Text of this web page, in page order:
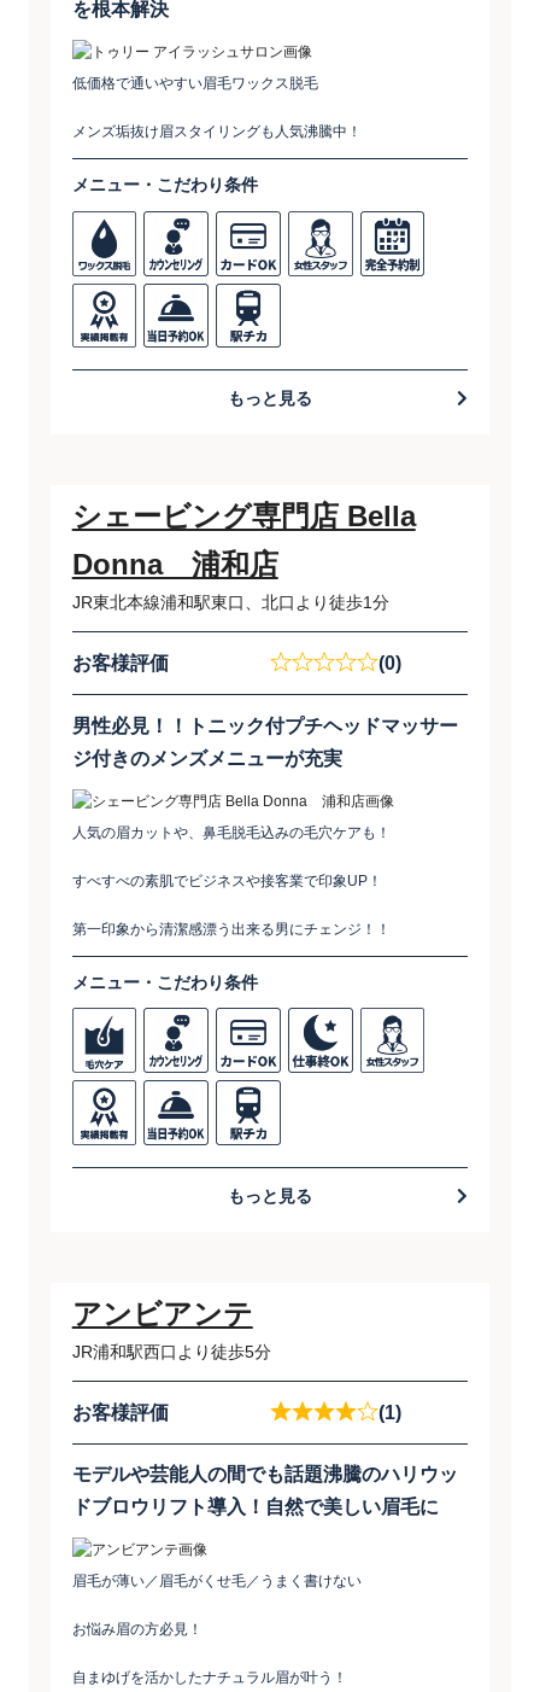
を根本解決
低価格で通いやすい眉毛ワックス脱毛
メンズ垢抜け眉スタイリングも人気沸騰中！
メニュー・こだわり条件
もっと見る
シェービング専門店 Bella
Donna 浦和店
JR東北本線浦和駅東口、北口より徒歩1分
お客様評価 (0)
男性必見！！トニック付プチヘッドマッサー
ジ付きのメンズメニューが充実
人気の眉カットや、鼻毛脱毛込みの毛穴ケアも！
すべすべの素肌でビジネスや接客業で印象UP！
第一印象から清潔感漂う出来る男にチェンジ！！
メニュー・こだわり条件
もっと見る
アンビアンテ
JR浦和駅西口より徒歩5分
お客様評価 (1)
モデルや芸能人の間でも話題沸騰のハリウッ
ドブロウリフト導入！自然で美しい眉毛に
眉毛が薄い／眉毛がくせ毛／うまく書けない
お悩み眉の方必見！
自まゆげを活かしたナチュラル眉が叶う！